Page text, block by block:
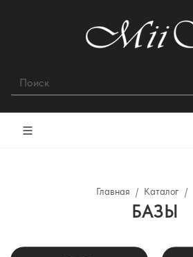
Главная Каталог
БАЗЫ